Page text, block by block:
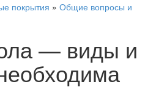
покрытия » Общие вопросы и
— виды и